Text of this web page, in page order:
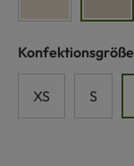
Konfektionsgröße
XS S